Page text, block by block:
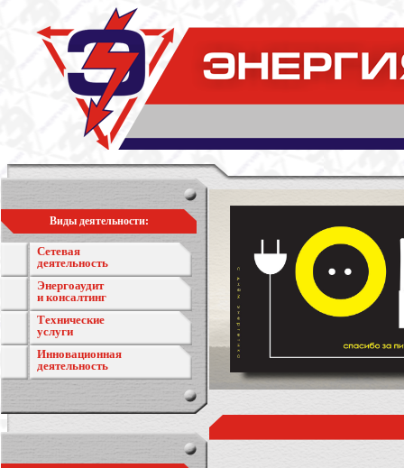
Виды деятельности:
Сетевая
деятельность
Энергоаудит
и консалтинг
Технические
услуги
Инновационная
деятельность